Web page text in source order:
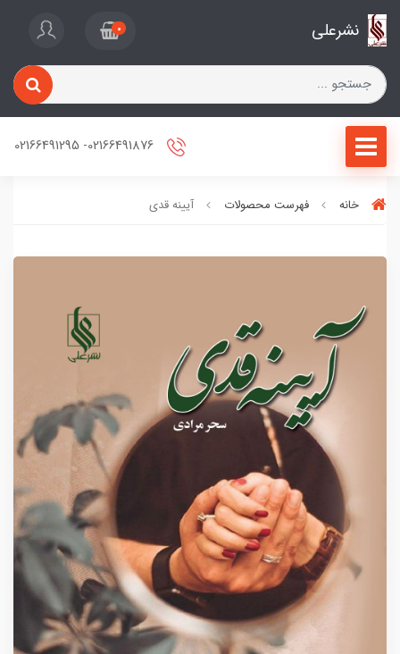
نشرعلی 0
خانه فهرست محصولات آیینه قدی